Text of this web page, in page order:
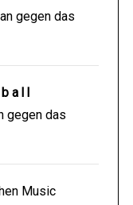
gegen das
gegen das
Music